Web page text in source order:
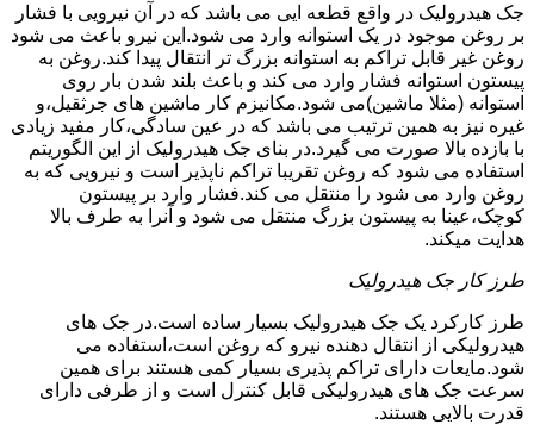
جک هیدرولیک در واقع قطعه ایی می باشد که در آن نیرویی با فشار
بر روغن موجود در یک استوانه وارد می شود.این نیرو باعث می شود
روغن غیر قابل تراکم به استوانه بزرگ تر انتقال پیدا کند.روغن به
پیستون استوانه فشار وارد می کند و باعث بلند شدن بار روی
استوانه (مثلا ماشین)می شود.مکانیزم کار ماشین های جرثقیل،و
غیره نیز به همین ترتیب می باشد که در عین سادگی،کار مفید زیادی
با بازده بالا صورت می گیرد.در بنای جک هیدرولیک از این الگوریتم
استفاده می شود که روغن تقریبا تراکم ناپذیر است و نیرویی که به
روغن وارد می شود را منتقل می کند.فشار وارد بر پیستون
کوچک،عینا به پیستون بزرگ منتقل می شود و آنرا به طرف بالا
هدایت میکند.
طرز کار جک هیدرولیک
طرز کارکرد یک جک هیدرولیک بسیار ساده است.در جک های
هیدرولیکی از انتقال دهنده نیرو که روغن است،استفاده می
شود.مایعات دارای تراکم پذیری بسیار کمی هستند برای همین
سرعت جک های هیدرولیکی قابل کنترل است و از طرفی دارای
قدرت بالایی هستند.